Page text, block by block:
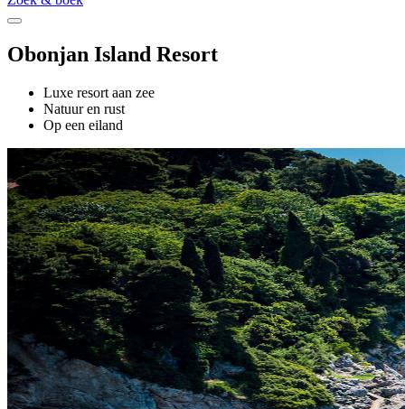
Obonjan Island Resort
Luxe resort aan zee
Natuur en rust
Op een eiland